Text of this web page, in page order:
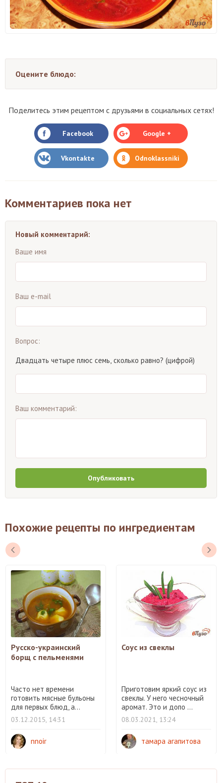
Оцените блюдо:
Поделитесь этим рецептом с друзьями в социальных сетях!
Facebook Google +
Vkontakte Odnoklassniki
Комментариев пока нет
Новый комментарий:
Ваше имя
Ваш e-mail
Вопрос:
Двадцать четыре плюс семь, сколько равно? (цифрой)
Ваш комментарий:
Опубликовать
Похожие рецепты по ингредиентам
Русско-украинский
борщ с пельменями
Часто нет времени
готовить мясные бульоны
для первых блюд, а...
03.12.2015, 14:31
nnoir
Соус из свеклы
Приготовим яркий соус из
свеклы. У него чесночный
аромат. Это и допо ...
08.03.2021, 13:24
тамара агапитова